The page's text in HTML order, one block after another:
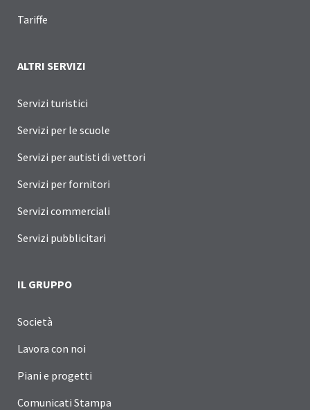
Tariffe
ALTRI SERVIZI
Servizi turistici
Servizi per le scuole
Servizi per autisti di vettori
Servizi per fornitori
Servizi commerciali
Servizi pubblicitari
IL GRUPPO
Società
Lavora con noi
Piani e progetti
Comunicati Stampa